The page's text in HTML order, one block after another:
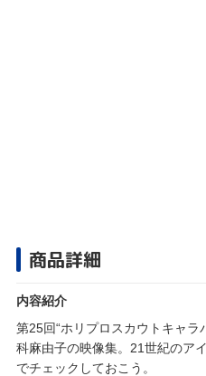
商品詳細
内容紹介
第25回“ホリプロスカウトキャ
科麻由子の映像集。21世紀のア
でチェックしておこう。